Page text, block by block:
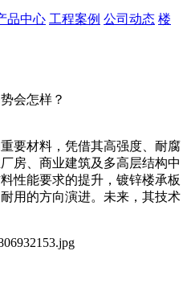
品中心 工程案例 公司动态 楼
会怎样？
要材料，凭借其高强度、耐腐
房、商业建筑及多高层结构中
性能要求的提升，镀锌楼承板
用的方向演进。未来，其技术